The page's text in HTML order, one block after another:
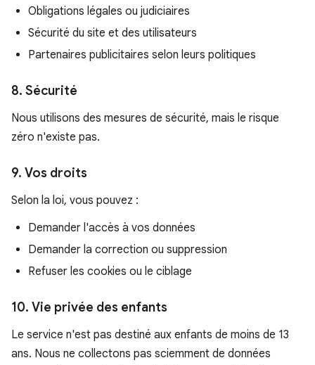
Obligations légales ou judiciaires
Sécurité du site et des utilisateurs
Partenaires publicitaires selon leurs politiques
8. Sécurité
Nous utilisons des mesures de sécurité, mais le risque
zéro n'existe pas.
9. Vos droits
Selon la loi, vous pouvez :
Demander l'accès à vos données
Demander la correction ou suppression
Refuser les cookies ou le ciblage
10. Vie privée des enfants
Le service n'est pas destiné aux enfants de moins de 13
ans. Nous ne collectons pas sciemment de données